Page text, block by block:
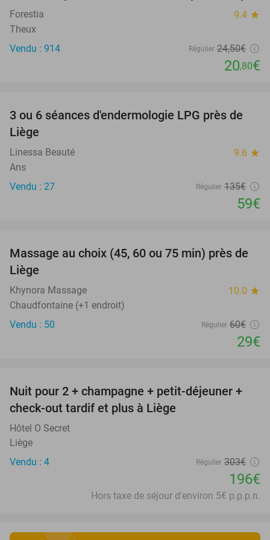
Forestia 9.4 star
Theux
Vendu : 914
Régulier 24,50€
20,80€
56%
3 ou 6 séances d'endermologie LPG près de
Liège
Linessa Beauté 9.6 star
Ans
Vendu : 27
Régulier 135€
59€
52%
Massage au choix (45, 60 ou 75 min) près de
Liège
Khynora Massage 10.0 star
Chaudfontaine (+1 endroit)
Vendu : 50
Régulier 60€
29€
35%
Nuit pour 2 + champagne + petit-déjeuner +
check-out tardif et plus à Liège
Hôtel O Secret
Liège
Vendu : 4
Régulier 303€
196€
Hors taxe de séjour d'environ 5€ p.p.p.n.